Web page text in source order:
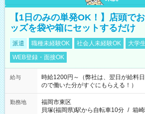
【1日のみの単発OK！】店頭で
ッズを袋や箱にセットするだけ
派遣 職種未経験OK 社会人未経験OK 大学
WEB登録・面接OK
給与
時給1200円～（弊社は、翌日が給料
ので働いた分がすぐにもらえる！）
勤務地
福岡市東区
貝塚(福岡県)駅から自転車10分 / 箱